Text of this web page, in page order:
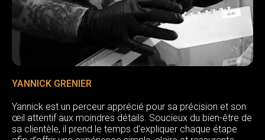
YANNICK GRENIER
Yannick est un perceur apprécié pour sa précision et son
œil attentif aux moindres détails. Soucieux du bien-être de
sa clientèle, il prend le temps d’expliquer chaque étape